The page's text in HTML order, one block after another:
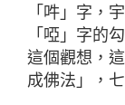
「吽」字，
「啞」字的
這個觀想，
成佛法」，七